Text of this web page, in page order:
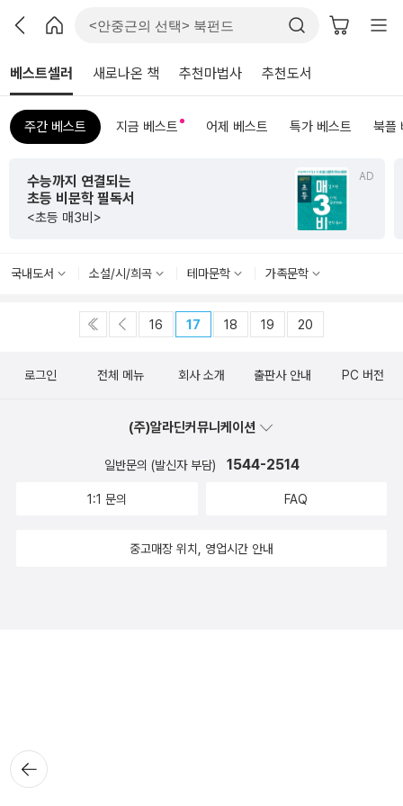
베스트셀러 새로나온 책 추천마법사 추천도서
주간 베스트 지금 베스트 어제 베스트 특가 베스트 북플
AD
수능까지 연결되는
초등 비문학 필독서
<초등 매3비>
국내도서 소설/시/희곡 테마문학 가족문학
16 17 18 19 20
뒤로가
기
로그인 전체 메뉴 회사 소개 출판사 안내 PC 버전
(주)알라딘커뮤니케이션
일반문의 (발신자 부담) 1544-2514
1:1 문의 FAQ
중고매장 위치, 영업시간 안내